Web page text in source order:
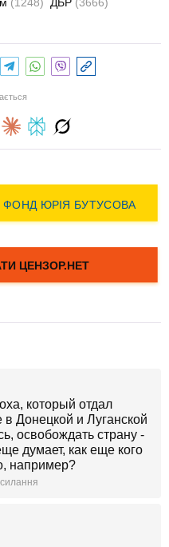
который отдал
в Донецкой и Луганской
освобождать страну -
думает, как еще кого
например?